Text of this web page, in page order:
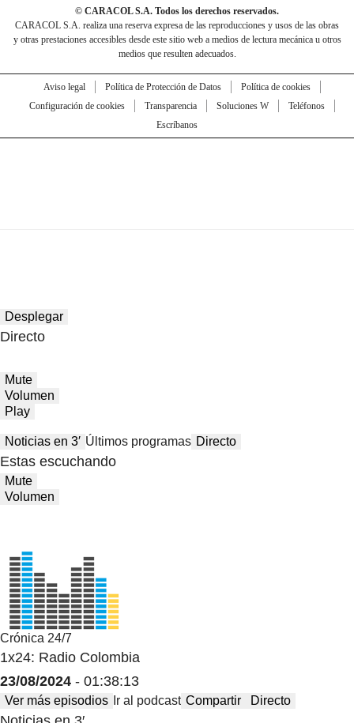
© CARACOL S.A. Todos los derechos reservados.
CARACOL S.A. realiza una reserva expresa de las reproducciones y usos de las obras
y otras prestaciones accesibles desde este sitio web a medios de lectura mecánica u otros
medios que resulten adecuados.
Aviso legal Política de Protección de Datos
Política de cookies
Configuración de cookies
Transparencia Soluciones W
Teléfonos
Escríbanos
Desplegar
Directo
Mute
Volumen
Play
Noticias en 3′ Últimos programas Directo
Estas escuchando
Mute
Volumen
Crónica 24/7
1x24: Radio Colombia
23/08/2024 - 01:38:13
Ver más episodios Ir al podcast Compartir Directo